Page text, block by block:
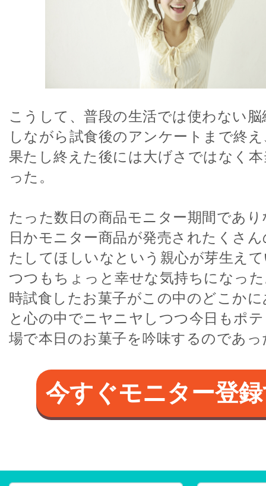
こうして、普段の生活では使わない
しながら試食後のアンケートまで終
果たし終えた後には大げさではなく
った。
たった数日の商品モニター期間であ
日かモニター商品が発売されたくさ
たしてほしいなという親心が芽生え
つつもちょっと幸せな気持ちになっ
時試食したお菓子がこの中のどこか
と心の中でニヤニヤしつつ今日もポ
場で本日のお菓子を吟味するのであっ
今すぐモニター登